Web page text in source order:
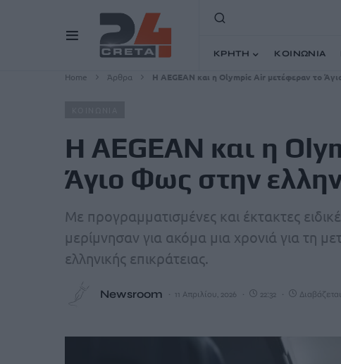
ΚΡΗΤΗ ΚΟΙΝΩΝΙΑ
Home Άρθρα Η AEGEAN και η Olympic Air μετέφεραν το
Η AEGEAN και η
Άγιο Φως στην
Με προγραμματισμένες και έκτακτες
μερίμνησαν για ακόμα μια χρονιά για τη
ελληνικής επικράτειας.
Newsroom 11 Απριλίου, 2026 22:32